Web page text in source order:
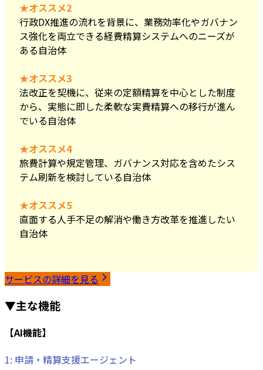
★オススメ2
行政DX推進の流れを背景に、業務効率化やガバナン
ス強化を両立できる経費精算システムへのニーズが
ある自治体
★オススメ3
法改正を契機に、従来の定額精算を中心とした制度
から、実態に即した柔軟な実費精算への移行が進ん
でいる自治体
★オススメ4
旅費計算や規定管理、ガバナンス対応を含めたシス
テム刷新を検討している自治体
★オススメ5
直面する人手不足の解消や働き方改革を推進したい
自治体
サービスの詳細を見る
▼主な機能
【AI機能】
1: 申請・精算支援エージェント